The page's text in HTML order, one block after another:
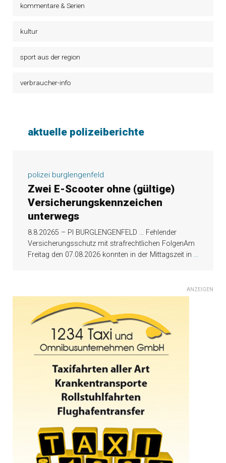
kommentare & Serien
kultur
sport aus der region
verbraucher-info
aktuelle polizeiberichte
polizei burglengenfeld
Zwei E-Scooter ohne (gültige)
Versicherungskennzeichen
unterwegs
8.8.20265 – PI BURGLENGENFELD … Fehlender
Versicherungsschutz mit strafrechtlichen FolgenAm
Freitag den 07.08.2026 konnten in der Mittagszeit in ...
ANZEIGEN